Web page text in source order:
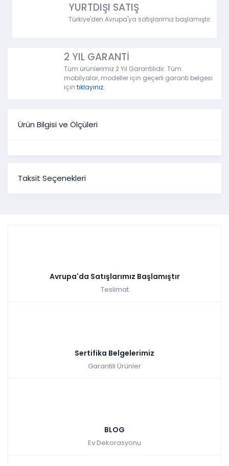
YURTDIŞI SATIŞ
Türkiye'den Avrupa'ya satışlarımız başlamıştır.
2 YIL GARANTİ
Tüm ürünlerimiz 2 Yıl Garantilidir. Tüm
mobilyalar, modeller için geçerli garanti belgesi
için tıklayınız.
Ürün Bilgisi ve Ölçüleri
Taksit Seçenekleri
Avrupa'da Satışlarımız Başlamıştır
Teslimat
Sertifika Belgelerimiz
Garantili Ürünler
BLOG
Ev Dekorasyonu